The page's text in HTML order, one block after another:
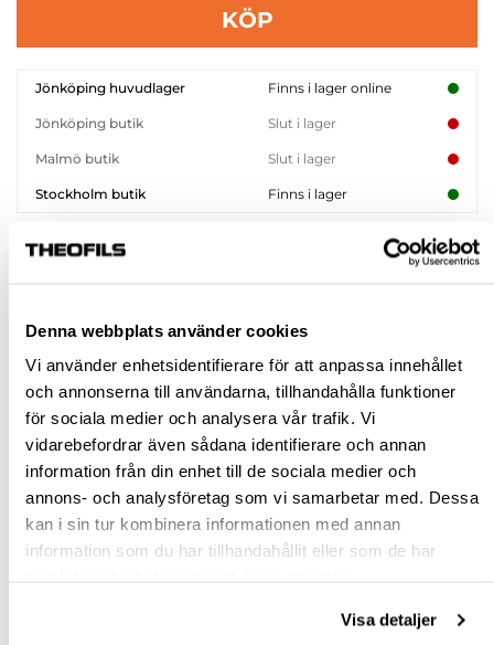
Denna webbplats använder cookies
Vi använder enhetsidentifierare för att anpassa innehållet
och annonserna till användarna, tillhandahålla funktioner
för sociala medier och analysera vår trafik. Vi
vidarebefordrar även sådana identifierare och annan
information från din enhet till de sociala medier och
annons- och analysföretag som vi samarbetar med. Dessa
kan i sin tur kombinera informationen med annan
information som du har tillhandahållit eller som de har
Visa detaljer
KÖP
Jönköping huvudlager Finns i lager online
Jönköping butik Slut i lager
Malmö butik Slut i lager
Stockholm butik Finns i lager
Snabba leveranser
BESKRIVNING
SPECIFIKATION
FRÅGA OM PRODUKT
RECENSIONER